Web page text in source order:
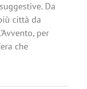
Da
città da
per
che